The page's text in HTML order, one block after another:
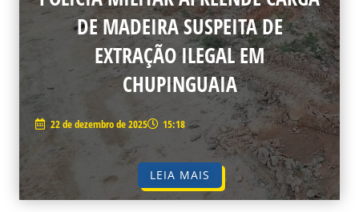
DE MADEIRA SUSPEITA DE
EXTRAÇÃO ILEGAL EM
CHUPINGUAIA
22 de dezembro de 2025 15:18
LEIA MAIS